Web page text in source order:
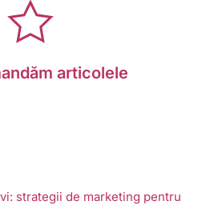
articolele
strategii de marketing pentru